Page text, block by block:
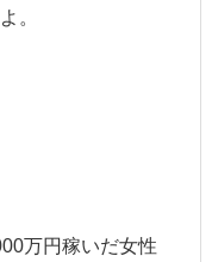
。
万円稼いだ女性